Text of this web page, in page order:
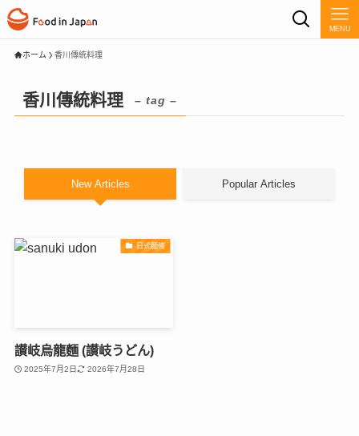
MENU
ホーム 香川傳統料理
香川傳統料理 – tag –
New Articles Popular Articles
日式麵條
讃岐烏龍麵 (讃岐うどん)
2025年7月2日 2026年7月28日